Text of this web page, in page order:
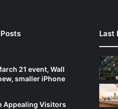
21 event, Wall
smaller iPhone
Appealing Visitors
Last